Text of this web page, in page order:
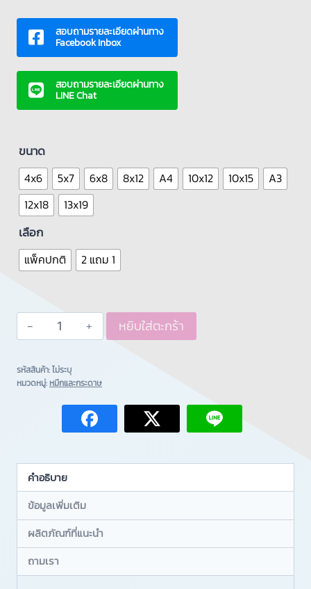
สอบถามรายละเอียดผ่านทาง
Facebook Inbox
สอบถามรายละเอียดผ่านทาง
LINE Chat
ขนาด
4x6 5x7 6x8 8x12 A4 10x12 10x15
A3
12x18
13x19
เลือก
แพ็คปกติ 2 แถม 1
หยิบใส่ตะกร้า
รหัสสินค้า:ไม่ระบุ
หมวดหมู่: หมึกและกระดาษ
คำอธิบาย
ข้อมูลเพิ่มเติม
ผลิตภัณฑ์ที่แนะนำ
ถามเรา